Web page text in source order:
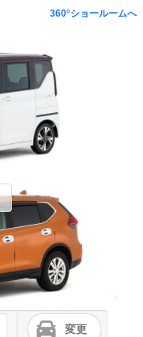
360°ショールームへ
変更